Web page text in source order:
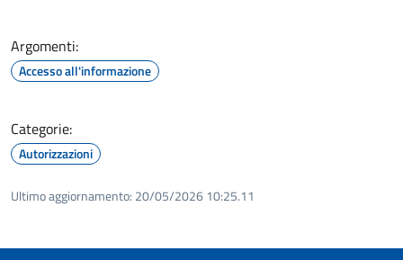
Argomenti:
Accesso all'informazione
Categorie:
Autorizzazioni
Ultimo aggiornamento: 20/05/2026 10:25.11